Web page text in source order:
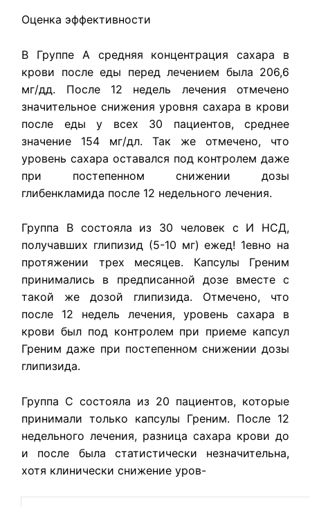
Оценка эффективности
В Группе А средняя концентрация сахара в
крови после еды перед ле­чением была 206,6
мг/дд. После 12 недель лечения отмечено
значитель­ное снижения уровня сахара в крови
после еды у всех 30 пациентов, сред­нее
значение 154 мг/дл. Так же отмечено, что
уровень сахара оставался под контролем даже
при постепенном снижении дозы
глибенкламида после 12 недельного лечения.
Группа В состояла из 30 человек с И НСД,
получавших глипизид (5-10 мг) ежед! 1евно на
протяжении трех месяцев. Капсулы Греним
принимались в пред­писанной дозе вместе с
такой же дозой глипизида. Отмечено, что
после 12 недель лечения, уровень сахара в
крови был под контролем при приеме капсул
Греним даже при постепенном снижении дозы
глипизида.
Группа С состояла из 20 пациентов, которые
принимали только кап­сулы Греним. После 12
недельного лечения, разница сахара крови до
и после была статистически незначительна,
хотя клинически снижение уров-